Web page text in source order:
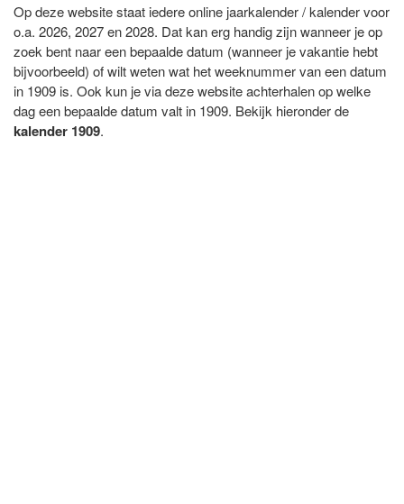
Op deze website staat iedere online jaarkalender / kalender voor
o.a. 2026, 2027 en 2028. Dat kan erg handig zijn wanneer je op
zoek bent naar een bepaalde datum (wanneer je vakantie hebt
bijvoorbeeld) of wilt weten wat het weeknummer van een datum
in 1909 is. Ook kun je via deze website achterhalen op welke
dag een bepaalde datum valt in 1909. Bekijk hieronder de
kalender 1909.